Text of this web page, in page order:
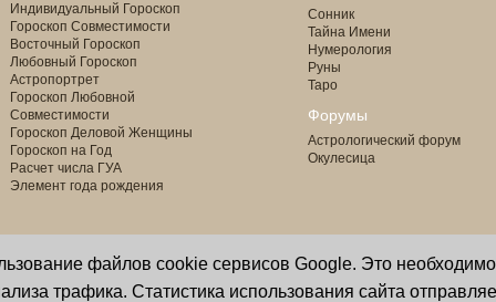
файлов cookie сервисов Google. Это
трафика. Статистика использования сайта
Индивидуальный Гороскоп
Гороскоп Совместимости
Восточный Гороскоп
Любовный Гороскоп
Астропортрет
Гороскоп Любовной
Совместимости
Гороскоп Деловой Женщины
Гороскоп на Год
Расчет числа ГУА
Элемент года рождения
Сонник
Тайна Имени
Нумерология
Руны
Таро
Форумы
Астрологический форум
Окулесица
Copyright © 2000 - 2026 Oculus
Все права защищены
астролог И. Звягина
программист Ю. Данилов